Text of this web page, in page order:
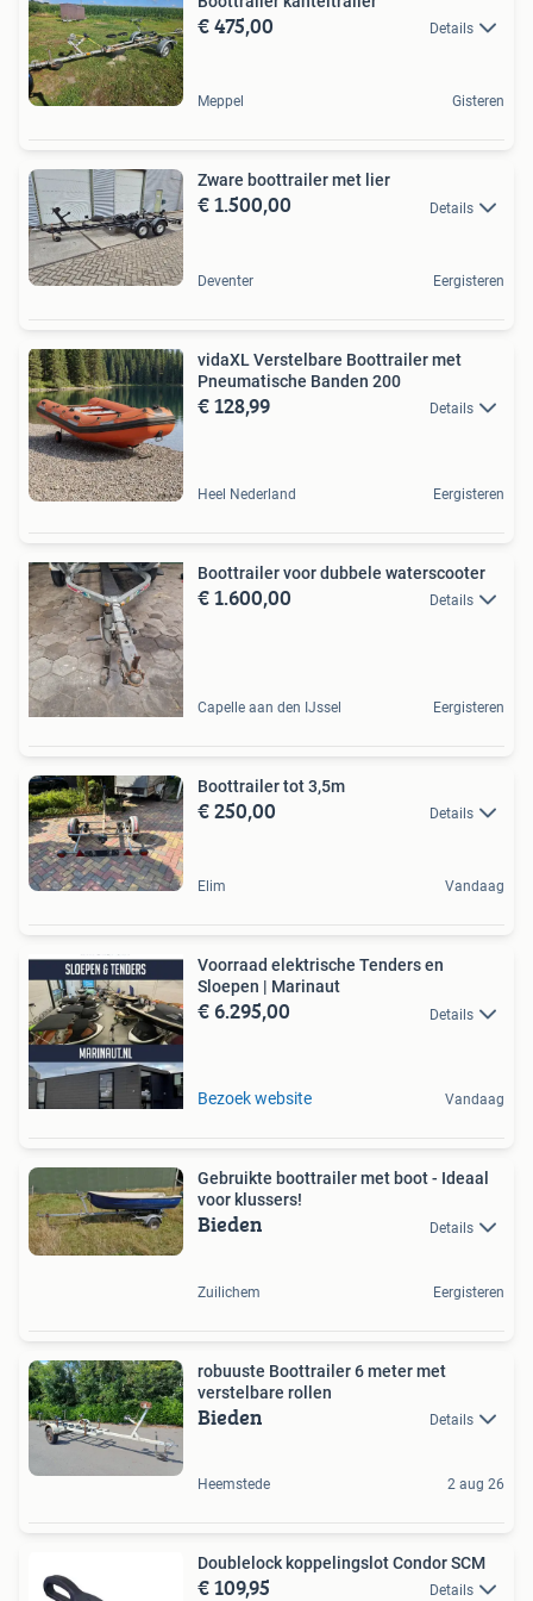
€ 475,00 Details
Meppel Gisteren
Zware boottrailer met lier
€ 1.500,00 Details
Deventer Eergisteren
vidaXL Verstelbare Boottrailer met
Pneumatische Banden 200
€ 128,99 Details
Heel Nederland Eergisteren
Boottrailer voor dubbele waterscooter
€ 1.600,00 Details
Capelle aan den IJssel Eergisteren
Boottrailer tot 3,5m
€ 250,00 Details
Elim Vandaag
Voorraad elektrische Tenders en
Sloepen | Marinaut
€ 6.295,00 Details
Bezoek website Vandaag
Gebruikte boottrailer met boot - Ideaal
voor klussers!
Bieden Details
Zuilichem Eergisteren
robuuste Boottrailer 6 meter met
verstelbare rollen
Bieden Details
Heemstede 2 aug 26
Doublelock koppelingslot Condor SCM
€ 109,95 Details